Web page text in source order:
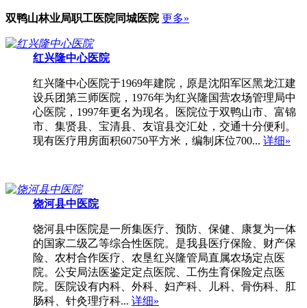
双鸭山林业局职工医院同城医院 更多»
红兴隆中心医院
红兴隆中心医院于1969年建院，原是沈阳军区黑龙江建
设兵团第三师医院，1976年为红兴隆国营农场管理局中
心医院，1997年更名为现名。医院位于双鸭山市、富锦
市、集贤县、宝清县、友谊县交汇处，交通十分便利。
现有医疗用房面积60750平方米，编制床位700... 详细»
饶河县中医院
饶河县中医院是一所集医疗、预防、保健、康复为一体
的国家二级乙等综合性医院。是我县医疗保险、财产保
险、农村合作医疗、农垦红兴隆管局直属农场定点医
院。公安局法医鉴定定点医院、工伤生育保险定点医
院。医院设有内科、外科、妇产科、儿科、骨伤科、肛
肠科、针灸理疗科... 详细»